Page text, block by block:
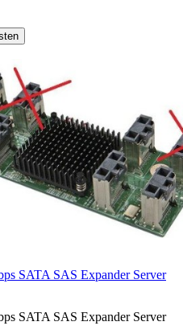
SATA SAS Expander Server
SATA SAS Expander Server